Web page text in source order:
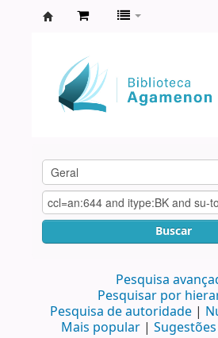
Agamenon
Magalhães
Buscar
Pesquisa
Pesquisar por
Pesquisa de autoridade
Mais popular